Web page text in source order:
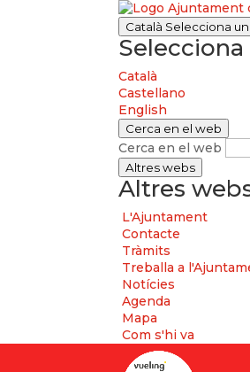
Català Selecciona
Català
Castellano
English
Cerca en el web
Cerca en el web
Altres webs
Altres
L'Ajuntament
Contacte
Tràmits
Treballa a
Notícies
Agenda
Mapa
Com s'hi va